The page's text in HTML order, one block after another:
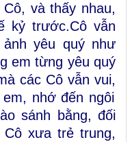
Cô, và thấy nhau,
kỷ trước.Cô vẫn
yêu quý như
em từng yêu quý
cácCô vẫn vui,
nhớ đến ngôi
sánh bằng, đối
Cô xưa trẻ trung,